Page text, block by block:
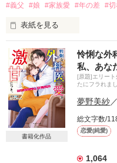
#義父 #娘 #家族愛 #年の差 #
表紙を見る
「一郎、私と結婚して
25歳になる血のつながら
妻に先立たれ、父として
らのプロポーズに想い悩む
はたして一郎が出した答
父と娘の家族愛のような
――――――――――
書籍化作品
怜悧な外
私、あな
[原題]エリー
たにフラれま
夢野美紗
総文字数/
恋愛(純愛)
1,064